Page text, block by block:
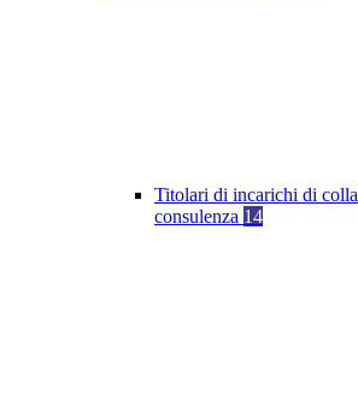
Titolari di incarichi di
consulenza 14